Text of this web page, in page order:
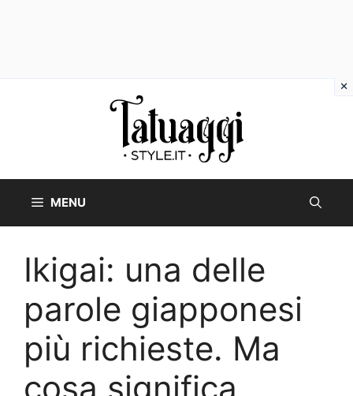
MENU
Ikigai: una delle
parole giapponesi
più richieste. Ma
cosa significa